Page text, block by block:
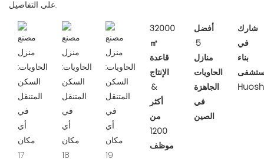
على التفاصيل.
32000
㎡
قاعدة
الإنتاج
&
أكثر
من
1200
موظف
أفضل
5
منازل
الحاويات
الجاهزة
في
الصين
شارك
في
بناء